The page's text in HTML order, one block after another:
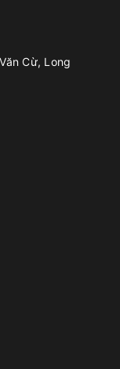
Cừ, Long